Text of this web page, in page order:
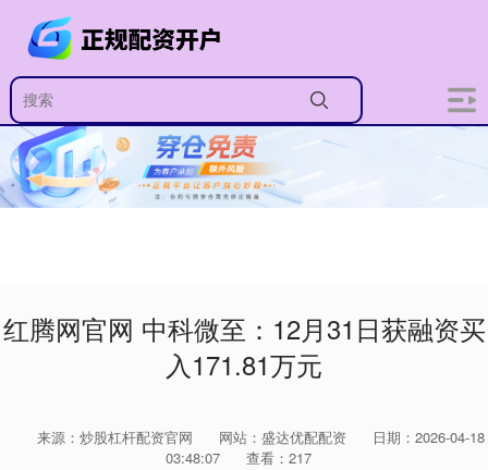
红腾网官网 中科微至：12月31日获融资买
入171.81万元
来源：炒股杠杆配资官网 网站：盛达优配配资
日期：2026-04-18
03:48:07
查看：217